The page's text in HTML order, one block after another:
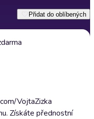
Přidat do oblíbených
VojtaZizka
Získáte přednostní